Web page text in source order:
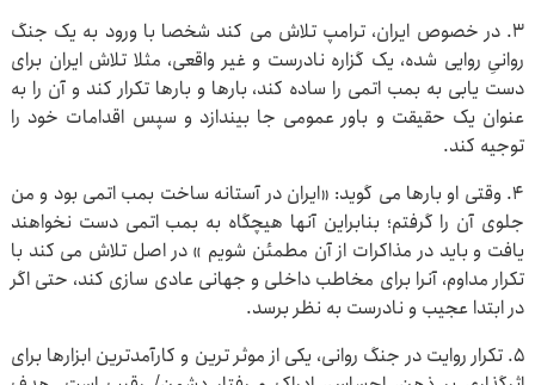
۳. در خصوص ایران، ترامپ تلاش می کند شخصا با ورود به یک جنگ
روانیِ روایی شده، یک گزاره نادرست و غیر واقعی، مثلا تلاش ایران برای
دست یابی به بمب اتمی را ساده کند، بارها و بارها تکرار کند و آن را به
عنوان یک حقیقت و باور عمومی جا بیندازد و سپس اقدامات خود را
توجیه کند.
۴. وقتی او بارها می گوید: «ایران در آستانه ساخت بمب اتمی بود و من
جلوی آن را گرفتم؛ بنابراین آنها هیچگاه به بمب اتمی دست نخواهند
یافت و باید در مذاکرات از آن مطمئن شویم » در اصل تلاش می کند با
تکرار مداوم، آنرا برای مخاطب داخلی و جهانی عادی سازی کند، حتی اگر
در ابتدا عجیب و نادرست به نظر برسد.
۵. تکرار روایت در جنگ روانی، یکی از موثر ترین و کارآمدترین ابزارها برای